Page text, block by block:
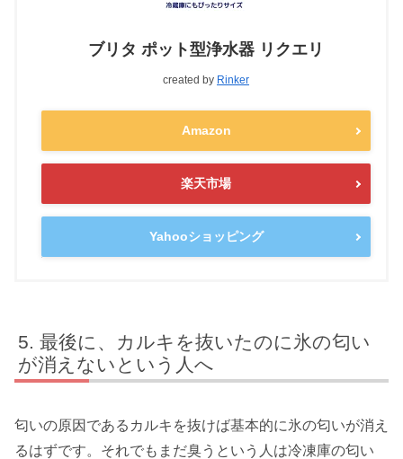
ブリタ ポット型浄水器 リクエリ
created by Rinker
Amazon
楽天市場
Yahooショッピング
最後に、カルキを抜いたのに氷の匂い
が消えないという人へ
匂いの原因であるカルキを抜けば基本的に氷の匂いが消え
るはずです。それでもまだ臭うという人は冷凍庫の匂い